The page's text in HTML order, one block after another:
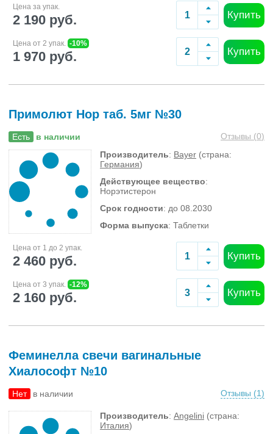
Цена за упак.
2 190 руб. Купить
Цена от 2 упак. -10%
1 970 руб. Купить
Примолют Нор таб. 5мг №30
Есть в наличии Отзывы (0)
Производитель: Bayer (страна:
Германия)
Действующее вещество:
Норэтистерон
Срок годности: до 08.2030
Форма выпуска: Таблетки
Цена от 1 до 2 упак.
2 460 руб. Купить
Цена от 3 упак. -12%
2 160 руб. Купить
Феминелла свечи вагинальные
Хиалософт №10
Нет в наличии Отзывы (1)
Производитель: Angelini (страна:
Италия)